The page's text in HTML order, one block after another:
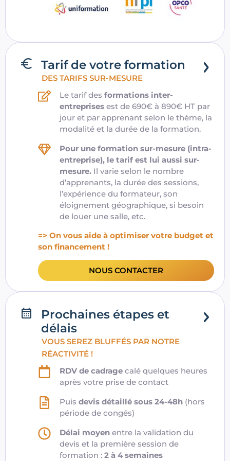
Tarif de votre formation
DES TARIFS SUR-MESURE
Le tarif desformations inter-
entreprises est de 690€ à 890€ HT par
jour et par apprenant selon le thème, la
modalité et la durée de la formation.
Pour une formation sur-mesure (intra-
entreprise), le tarif est lui aussi sur-
mesure. Il varie selon le nombre
d’apprenants, la durée des sessions,
l’expérience du formateur, son
éloignement géographique, si besoin
de louer une salle, etc.
=> On vous aide à optimiser votre budget et
son financement !
NOUS CONTACTER
Prochaines étapes et
délais
VOUS SEREZ BLUFFÉS PAR NOTRE
RÉACTIVITÉ !
RDV de cadrage calé quelques heures
après votre prise de contact
Puisdevis détaillé sous 24-48h (hors
période de congés)
Délai moyen entre la validation du
devis et la première session de
formation :2 à 4 semaines